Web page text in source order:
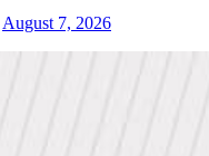
August 7, 2026